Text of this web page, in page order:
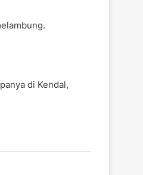
di Kendal,